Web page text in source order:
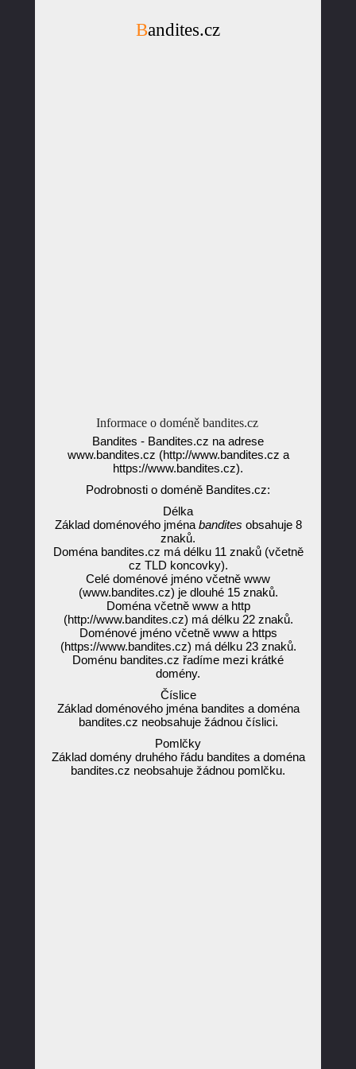
Bandites.cz
Informace o doméně bandites.cz
Bandites - Bandites.cz na adrese
www.bandites.cz (http://www.bandites.cz a
https://www.bandites.cz).
Podrobnosti o doméně Bandites.cz:
Délka
Základ doménového jména bandites obsahuje 8
znaků.
Doména bandites.cz má délku 11 znaků (včetně
cz TLD koncovky).
Celé doménové jméno včetně www
(www.bandites.cz) je dlouhé 15 znaků.
Doména včetně www a http
(http://www.bandites.cz) má délku 22 znaků.
Doménové jméno včetně www a https
(https://www.bandites.cz) má délku 23 znaků.
Doménu bandites.cz řadíme mezi krátké
domény.
Číslice
Základ doménového jména bandites a doména
bandites.cz neobsahuje žádnou číslici.
Pomlčky
Základ domény druhého řádu bandites a doména
bandites.cz neobsahuje žádnou pomlčku.